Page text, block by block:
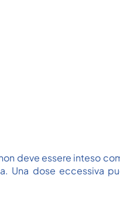
deve essere inteso
Una dose eccessiva